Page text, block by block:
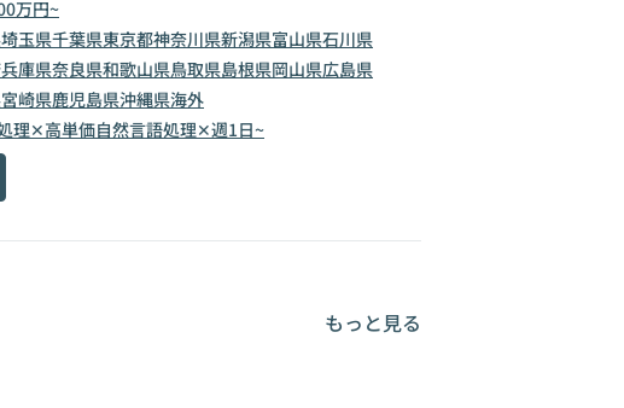
万円~
埼玉県千葉県東京都神奈川県新潟県富山県石川県
兵庫県奈良県和歌山県鳥取県島根県岡山県広島県
宮崎県鹿児島県沖縄県海外
理✕高単価自然言語処理✕週1日~
もっと見る